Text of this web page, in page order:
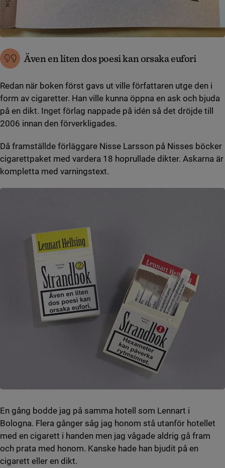
Även en liten dos poesi kan orsaka eufori
Redan när boken först gavs ut ville författaren utge den i
form av cigaretter. Han ville kunna öppna en ask och bjuda
på en dikt. Inget förlag nappade på idén så det dröjde till
2006 innan den förverkligades.
Då framställde förläggare Nisse Larsson på Nisses böcker
cigarettpaket med vardera 18 hoprullade dikter. Askarna är
kompletta med varningstext.
En gång bodde jag på samma hotell som Lennart i
Bologna. Flera gånger såg jag honom stå utanför hotellet
med en cigarett i handen men jag vågade aldrig gå fram
och prata med honom. Kanske hade han bjudit på en
cigarett eller en dikt.